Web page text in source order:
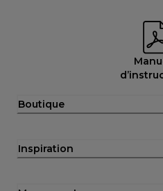
Boutique
Inspiration